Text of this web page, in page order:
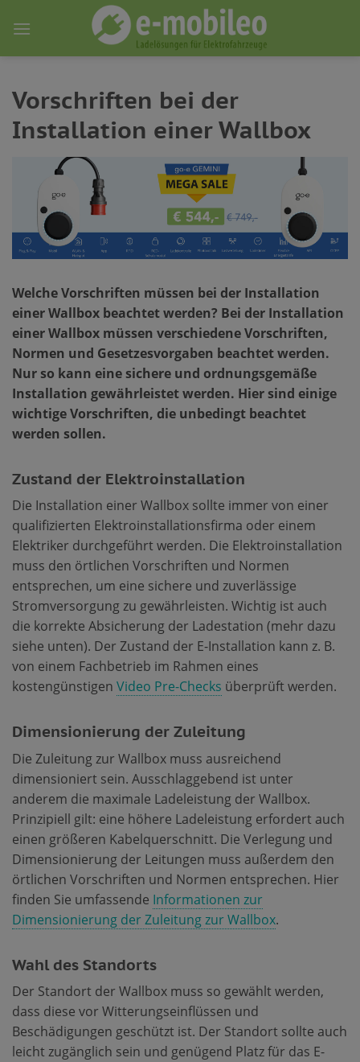
Vorschriften bei der
Installation einer Wallbox
Welche Vorschriften müssen bei der Installation
einer Wallbox beachtet werden? Bei der Installation
einer Wallbox müssen verschiedene Vorschriften,
Normen und Gesetzesvorgaben beachtet werden.
Nur so kann eine sichere und ordnungsgemäße
Installation gewährleistet werden. Hier sind einige
wichtige Vorschriften, die unbedingt beachtet
werden sollen.
Zustand der Elektroinstallation
Die Installation einer Wallbox sollte immer von einer
qualifizierten Elektroinstallationsfirma oder einem
Elektriker durchgeführt werden. Die Elektroinstallation
muss den örtlichen Vorschriften und Normen
entsprechen, um eine sichere und zuverlässige
Stromversorgung zu gewährleisten. Wichtig ist auch
die korrekte Absicherung der Ladestation (mehr dazu
siehe unten). Der Zustand der E-Installation kann z. B.
von einem Fachbetrieb im Rahmen eines
kostengünstigen Video Pre-Checks überprüft werden.
Dimensionierung der Zuleitung
Die Zuleitung zur Wallbox muss ausreichend
dimensioniert sein. Ausschlaggebend ist unter
anderem die maximale Ladeleistung der Wallbox.
Prinzipiell gilt: eine höhere Ladeleistung erfordert auch
einen größeren Kabelquerschnitt. Die Verlegung und
Dimensionierung der Leitungen muss außerdem den
örtlichen Vorschriften und Normen entsprechen. Hier
finden Sie umfassende Informationen zur
Dimensionierung der Zuleitung zur Wallbox.
Wahl des Standorts
Der Standort der Wallbox muss so gewählt werden,
dass diese vor Witterungseinflüssen und
Beschädigungen geschützt ist. Der Standort sollte auch
leicht zugänglich sein und genügend Platz für das E-